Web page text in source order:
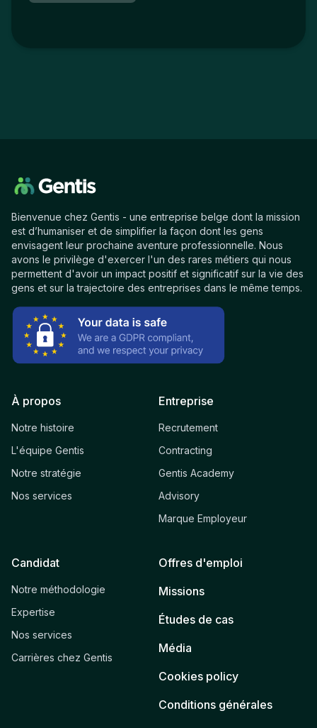
Bienvenue chez Gentis - une entreprise belge dont la mission
est d’humaniser et de simplifier la façon dont les gens
envisagent leur prochaine aventure professionnelle. Nous
avons le privilège d'exercer l'un des rares métiers qui nous
permettent d'avoir un impact positif et significatif sur la vie des
gens et sur la trajectoire des entreprises dans le même temps.
À propos
Notre histoire
L'équipe Gentis
Notre stratégie
Nos services
Entreprise
Recrutement
Contracting
Gentis Academy
Advisory
Marque Employeur
Candidat
Notre méthodologie
Expertise
Nos services
Carrières chez Gentis
Offres d'emploi
Missions
Études de cas
Média
Cookies policy
Conditions générales